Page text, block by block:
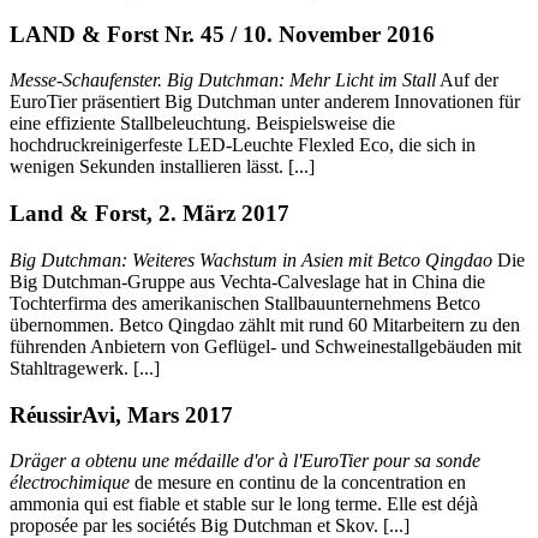
LAND & Forst Nr. 45 / 10. November 2016
Messe-Schaufenster. Big Dutchman: Mehr Licht im StallAuf der
EuroTier präsentiert Big Dutchman unter anderem Innovationen für
eine effiziente Stallbeleuchtung. Beispielsweise die
hochdruckreinigerfeste LED-Leuchte Flexled Eco, die sich in
wenigen Sekunden installieren lässt. [...]
Land & Forst, 2. März 2017
Big Dutchman: Weiteres Wachstum in Asien mit Betco Qingdao Die
Big Dutchman-Gruppe aus Vechta-Calveslage hat in China die
Tochterfirma des amerikanischen Stallbauunternehmens Betco
übernommen. Betco Qingdao zählt mit rund 60 Mitarbeitern zu den
führenden Anbietern von Geflügel- und Schweinestallgebäuden mit
Stahltragewerk. [...]
RéussirAvi, Mars 2017
Dräger a obtenu une médaille d'or à l'EuroTier pour sa sonde
électrochimique de mesure en continu de la concentration en
ammonia qui est fiable et stable sur le long terme. Elle est déjà
proposée par les sociétés Big Dutchman et Skov. [...]